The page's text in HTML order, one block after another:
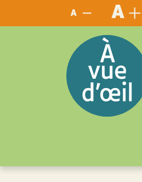
A A
Panneau de gestion des cookies